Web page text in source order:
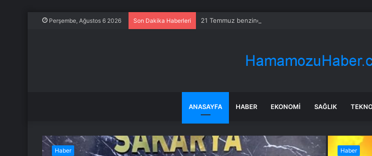
Perşembe, Ağustos 6 2026 Son Dakika Haberleri 21 Temmuz benzine, mazota, motorine zam veya indirim
ANASAYFA HABER EKONOMI SAĞLIK
Haber Haber